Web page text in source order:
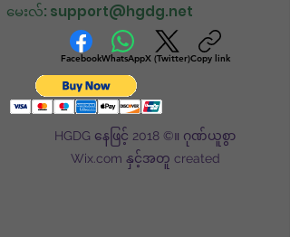
မေးလ်: support@hgdg.net
FacebookWhatsAppX (Twitter)Copy link
HGDG နေဖြင့် 2018 ©။ ဂုဏ်ယူစွာ
Wix.com နှင့်အတူ created